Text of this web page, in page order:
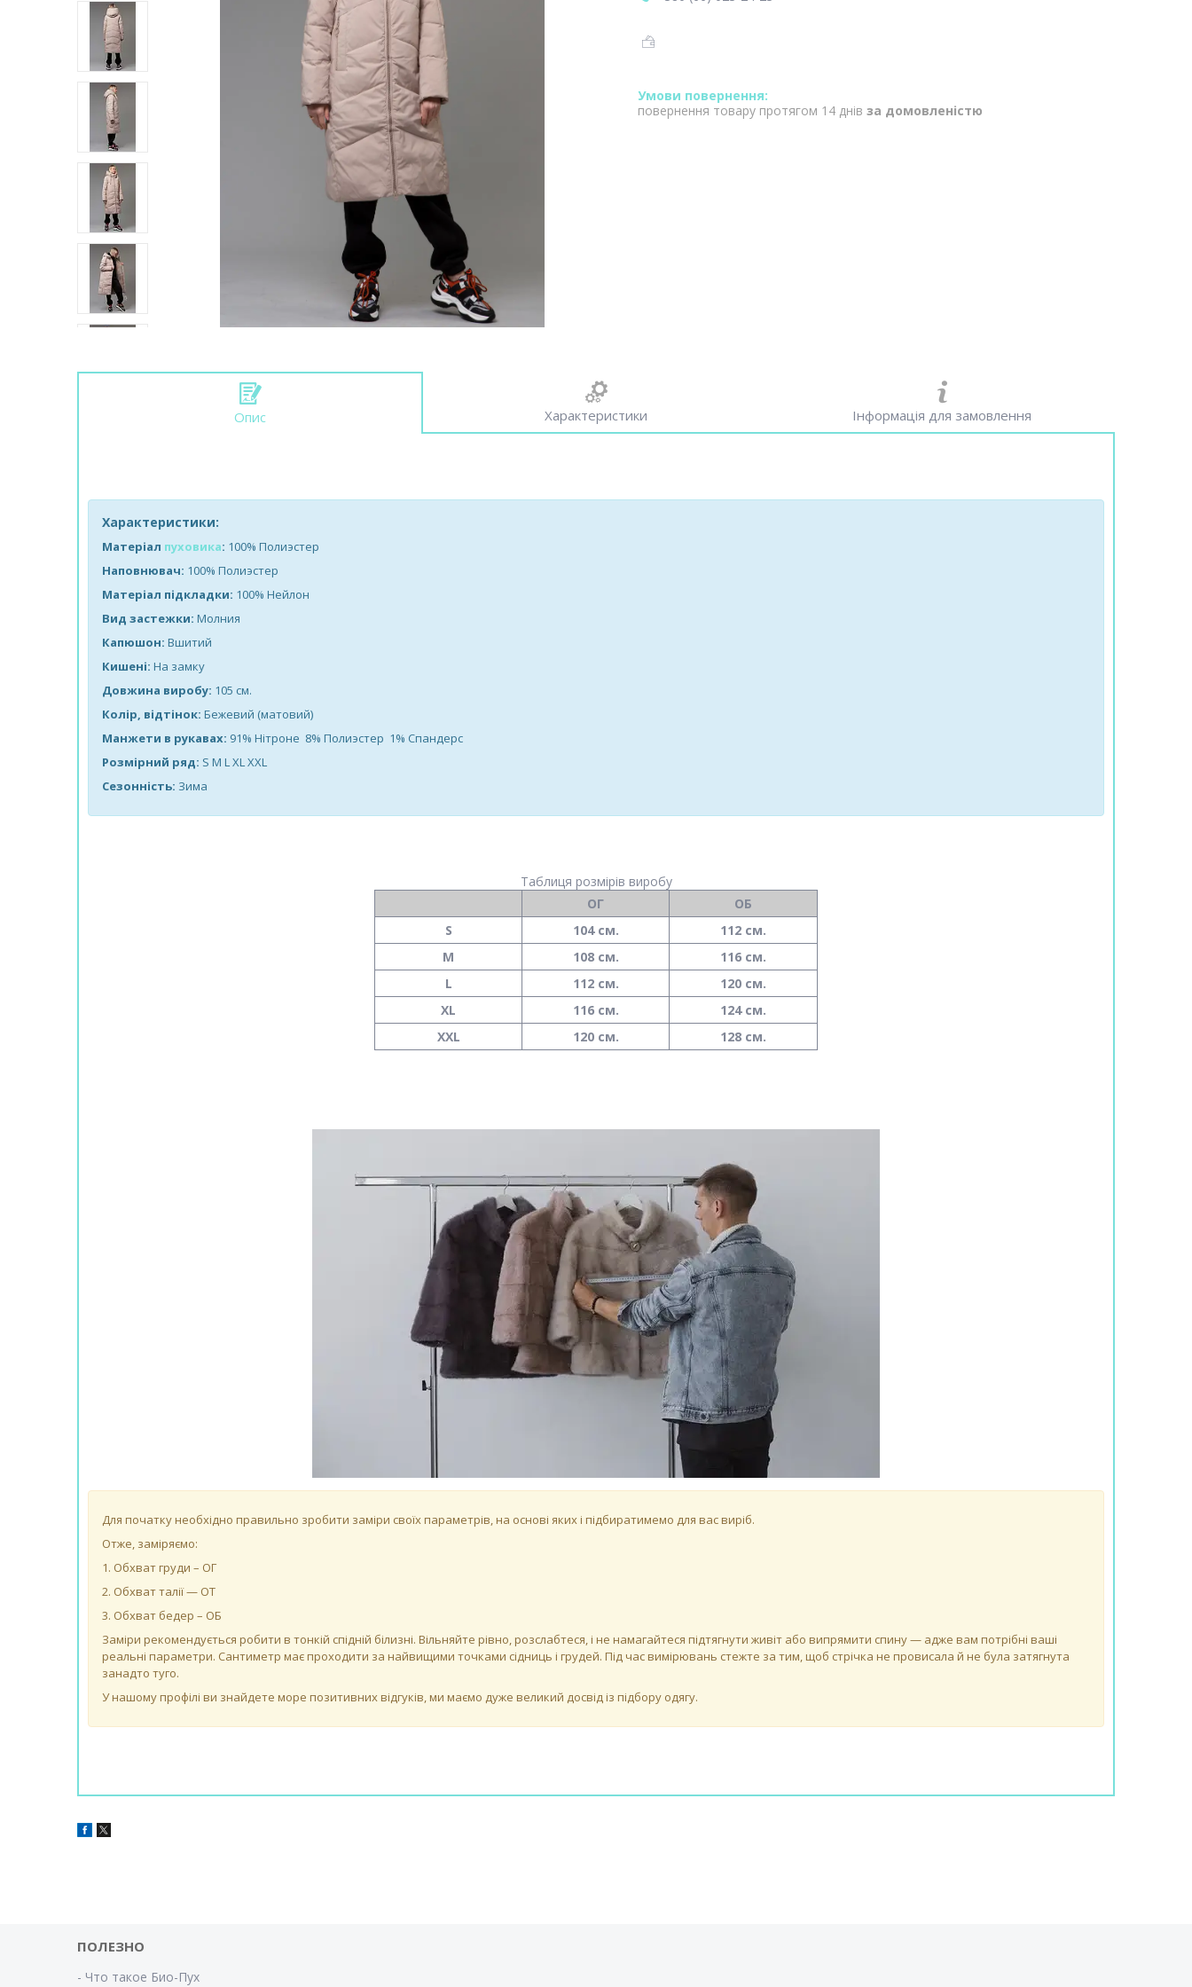
повернення товару протягом 14 днів за домовленістю
Опис Характеристики Інформація для замовлення
Характеристики:
Матеріал пуховика: 100% Полиэстер
Наповнювач: 100% Полиэстер
Матеріал підкладки: 100% Нейлон
Вид застежки: Молния
Капюшон: Вшитий
Кишені: На замку
Довжина виробу: 105 см.
Колір, відтінок: Бежевий (матовий)
Манжети в рукавах: 91% Нітроне 8% Полиэстер 1% Спандерс
Розмірний ряд: S M L XL XXL
Сезонність: Зима
Таблиця розмірів виробу
ОГ
ОБ
S
104 см.
112 см.
M
108 см.
116 см.
L
112 см.
120 см.
XL
116 см.
124 см.
XXL
120 см. 128 см.
Для початку необхідно правильно зробити заміри своїх параметрів, на основі яких і підбиратимемо для вас виріб.
Отже, заміряємо:
1. Обхват груди – ОГ
2. Обхват талії — ОТ
3. Обхват бедер – ОБ
Заміри рекомендується робити в тонкій спідній білизні. Вільняйте рівно, розслабтеся, і не намагайтеся підтягнути живіт або випрямити спину — адже вам потрібні ваші
реальні параметри. Сантиметр має проходити за найвищими точками сідниць і грудей. Під час вимірювань стежте за тим, щоб стрічка не провисала й не була затягнута
занадто туго.
У нашому профілі ви знайдете море позитивних відгуків, ми маємо дуже великий досвід із підбору одягу.
ПОЛЕЗНО
- Что такое Био-Пух